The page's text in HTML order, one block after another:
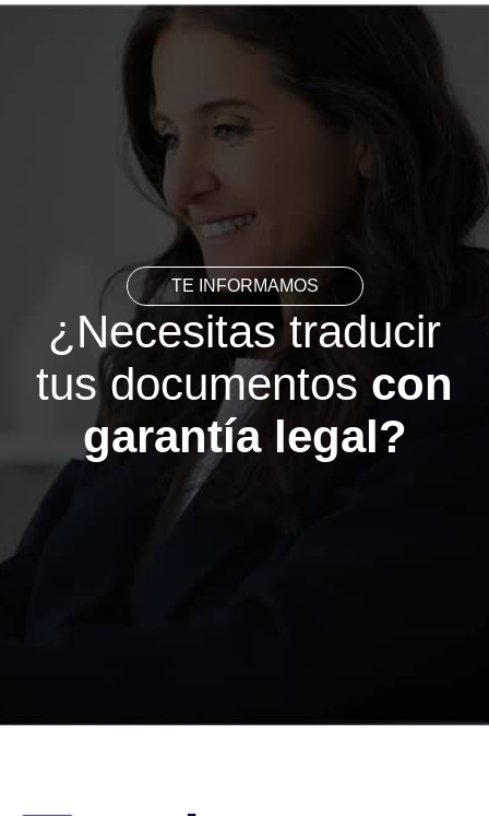
TE INFORMAMOS
¿Necesitas traducir
tus documentos con
garantía legal?